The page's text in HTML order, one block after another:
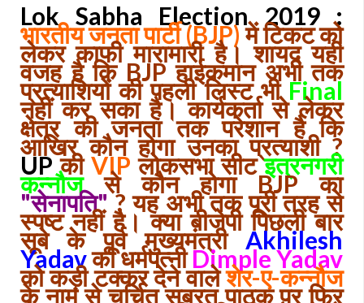
Lok Sabha Election 2019 :
भारतीय जनता पार्टी (BJP) में टिकट को
लेकर काफी मारामारी है। शायद यही
वजह है कि BJP हाईकमान अभी तक
प्रत्याशियों की पहली लिस्ट भी Final
नहीं कर सका है। कार्यकर्ता से लेकर
क्षेत्र की जनता तक परेशान है कि
आखिर कौन होगा उनका प्रत्याशी ?
UPकीVIP लोकसभा सीटइत्रनगरी
कन्नौजसे कौन होगा BJP का
"सेनापति"? यह अभी तक पूरी तरह से
स्पष्ट नहीं है। क्या बीजेपी पिछली बार
सूबे के पूर्व मुख्यमंत्रीAkhilesh
Yadavकी धर्मपत्नीDimple Yadav
को कड़ी टक्कर देने वालेशेर-ए-कन्नौज
के नाम से चर्चित सुब्रत पाठक पर फिर